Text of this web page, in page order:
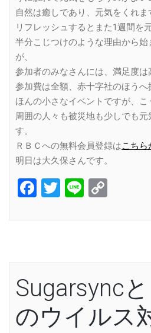
自然は癒しであり、元気をくれま
リフレッシュするとまた1週間を
半分こじつけのような理由から
が、
参加者のみなさんには、満足度は
参加費は全額、赤十字社のほうへ
ほんの小さなイベントですが、こ
周囲の人々も被災地も少しでも
す。
ＲＢＣへの無料会員登録はこちら
明日は大久保さんです。
Facebook
Twitter
Line
Sugarsync
のウイルス